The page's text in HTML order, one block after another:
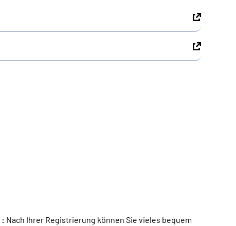
: Nach Ihrer Registrierung können Sie vieles bequem